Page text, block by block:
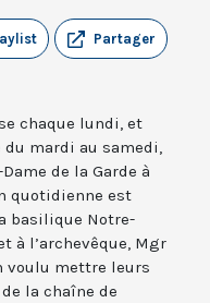
Partager
chaque lundi, et
du mardi au samedi,
de la Garde à
quotidienne est
basilique Notre-
à l’archevêque, Mgr
voulu mettre leurs
la chaîne de